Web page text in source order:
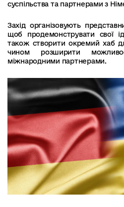
суспільства та партнерами з
Захід організовують
щоб продемонструвати свої
також створити окремий хаб
чином розширити
міжнародними партнерами.